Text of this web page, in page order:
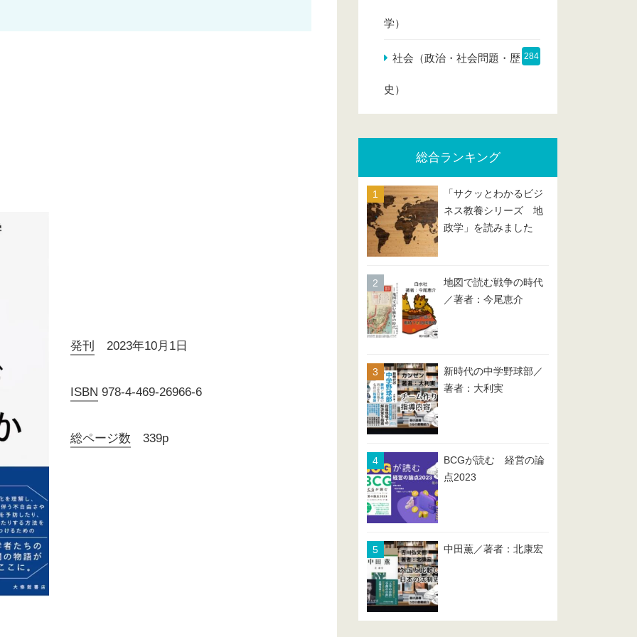
発刊 2023年10月1日
ISBN 978-4-469-26966-6
総ページ数 339p
学）
社会（政治・社会問題・歴
史）
284
総合ランキング
「サクッとわかるビジ
ネス教養シリーズ 地
政学」を読みました
地図で読む戦争の時代
／著者：今尾恵介
新時代の中学野球部／
著者：大利実
BCGが読む 経営の論
点2023
中田薫／著者：北康宏